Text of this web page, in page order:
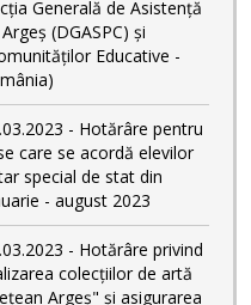
Generală de Asistență
(DGASPC) și
Educative -
- Hotărâre pentru
care se acordă elevilor
special de stat din
- august 2023
- Hotărâre privind
colecțiilor de artă
Argeș" și asigurarea